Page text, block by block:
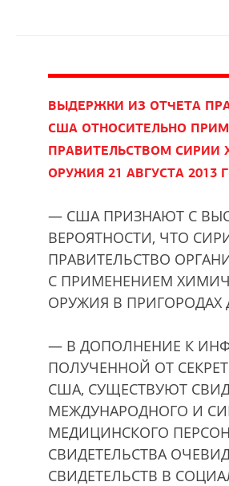
ВЫДЕРЖКИ ИЗ ОТЧЕТА
США ОТНОСИТЕЛЬНО
ПРАВИТЕЛЬСТВОМ СИРИИ
ОРУЖИЯ 21 АВГУСТА 2013
— США ПРИЗНАЮТ С
ВЕРОЯТНОСТИ, ЧТО
ПРАВИТЕЛЬСТВО
С ПРИМЕНЕНИЕМ
ОРУЖИЯ В ПРИГОРОДАХ
— В ДОПОЛНЕНИЕ К
ПОЛУЧЕННОЙ ОТ
США, СУЩЕСТВУЮТ
МЕЖДУНАРОДНОГО И
МЕДИЦИНСКОГО
СВИДЕТЕЛЬСТВА
СВИДЕТЕЛЬСТВ В